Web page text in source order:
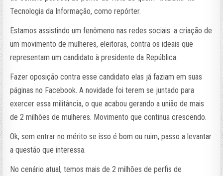
Tecnologia da Informação, como repórter.
Estamos assistindo um fenômeno nas redes sociais: a criação de
um movimento de mulheres, eleitoras, contra os ideais que
representam um candidato à presidente da República.
Fazer oposição contra esse candidato elas já faziam em suas
páginas no Facebook. A novidade foi terem se juntado para
exercer essa militância, o que acabou gerando a união de mais
de 2 milhões de mulheres. Movimento que continua crescendo.
Ok, sem entrar no mérito se isso é bom ou ruim, passo a levantar
a questão que interessa.
No cenário atual, temos mais de 2 milhões de perfis de